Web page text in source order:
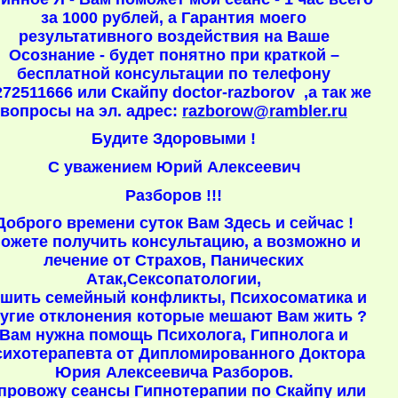
за 1000 рублей, а Гарантия моего
результативного воздействия на Ваше
Осознание - будет понятно при краткой –
бесплатной консультации по телефону
или Скайпу doctor-razborov ,а так же
вопросы на эл. адрес: razborow@rambler.ru
Будите Здоровыми !
С уважением Юрий Алексеевич
Разборов !!!
времени суток Вам Здесь и сейчас !
получить консультацию, а возможно и
лечение от Страхов, Панических
Атак,Сексопатологии,
семейный конфликты, Психосоматика и
отклонения которые мешают Вам жить ?
Вам нужна помощь Психолога, Гипнолога и
от Дипломированного Доктора
Юрия Алексеевича Разборов.
сеансы Гипнотерапии по Скайпу или